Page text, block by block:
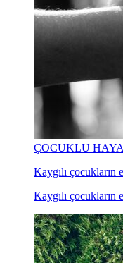
ÇOCUKLU
Kaygılı
Kaygılı